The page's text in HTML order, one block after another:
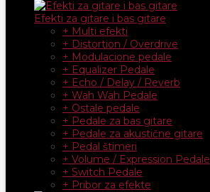
Efekti za gitare i bas gitare
+ Multi efekti
+ Distortion / Overdrive
+ Modulacione pedale
+ Equalizer Pedale
+ Echo / Delay / Reverb
+ Wah Wah Pedale
+ Ostale pedale
+ Pedale za bas gitare
+ Pedale za akustične gitare
+ Pedal štimeri
+ Volume / Expression Pedale
+ Switch Pedale
+ Pribor za efekte